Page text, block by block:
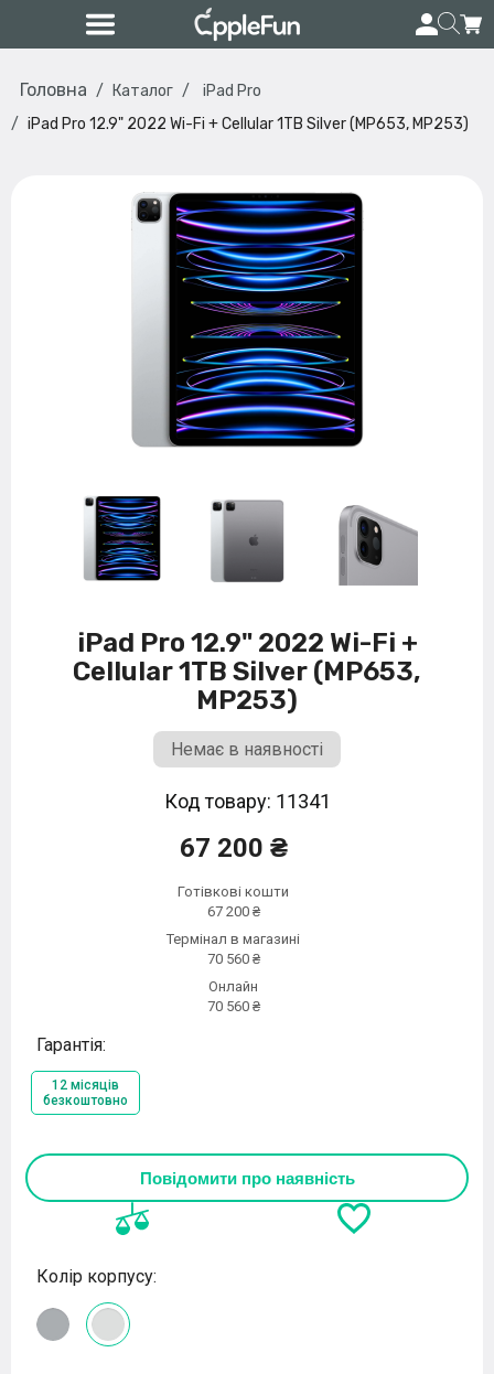
Головна Каталог
iPad Pro
iPad Pro 12.9" 2022 Wi-Fi + Cellular 1TB Silver (MP653, MP253)
iPad Pro 12.9" 2022 Wi-Fi +
Cellular 1TB Silver (MP653,
MP253)
Немає в наявності
Код товару: 11341
67 200 ₴
Готівкові кошти
67 200 ₴
Термінал в магазині
70 560 ₴
Онлайн
70 560 ₴
Гарантія:
12 місяців
безкоштовно
Повідомити про наявність
Колір корпусу: